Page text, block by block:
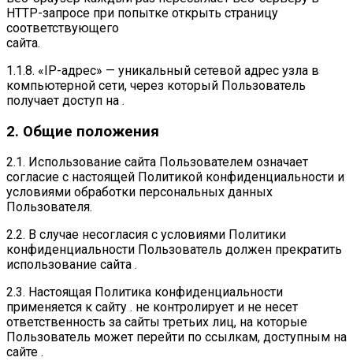
HTTP-запросе при попытке открыть страницу
соответствующего
сайта.
1.1.8. «IP-адрес» — уникальный сетевой адрес узла в
компьютерной сети, через который Пользователь
получает доступ на .
2. Общие положения
2.1. Использование сайта Пользователем означает
согласие с настоящей Политикой конфиденциальности и
условиями обработки персональных данных
Пользователя.
2.2. В случае несогласия с условиями Политики
конфиденциальности Пользователь должен прекратить
использование сайта .
2.3. Настоящая Политика конфиденциальности
применяется к сайту . не контролирует и не несет
ответственность за сайты третьих лиц, на которые
Пользователь может перейти по ссылкам, доступным на
сайте .